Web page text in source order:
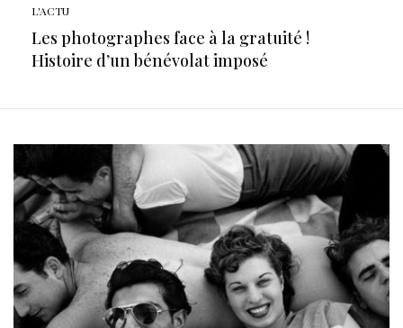
L'ACTU
Les photographes face à la gratuité !
Histoire d’un bénévolat imposé